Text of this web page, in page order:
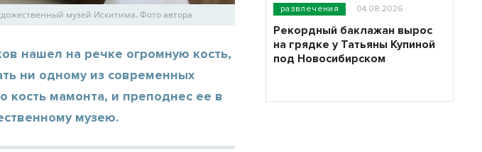
музей Искитима. Фото автора
нашел на речке огромную кость,
ни одному из современных
кость мамонта, и преподнес ее в
музею.
развлечения 04.08.2026
Рекордный баклажан вырос
на грядке у Татьяны Купиной
под Новосибирском